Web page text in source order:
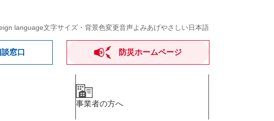
language文字サイズ・背景色変更音声よみあげやさしい日本語
窓口 防災ホームページ
事業者の方へ